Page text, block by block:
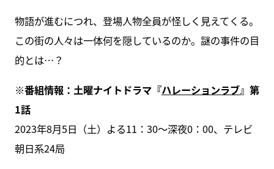
物語が進むにつれ、登場人物全員が怪しく見えてくる。
この街の人々は一体何を隠しているのか。謎の事件の目
的とは…？
※番組情報：土曜ナイトドラマ『ハレーションラブ』第
1話
2023年8月5日（土）よる11：30〜深夜0：00、テレビ
朝日系24局